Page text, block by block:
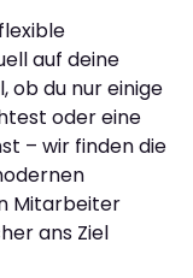
auf deine
ob du nur einige
oder eine
– wir finden die
Mitarbeiter
ans Ziel